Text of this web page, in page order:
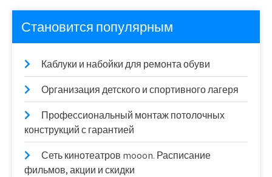
Становится популярным
Каблуки и набойки для ремонта обуви
Организация детского и спортивного лагеря
Профессиональный монтаж потолочных
конструкций с гарантией
Сеть кинотеатров mooon. Расписание
фильмов, акции и скидки